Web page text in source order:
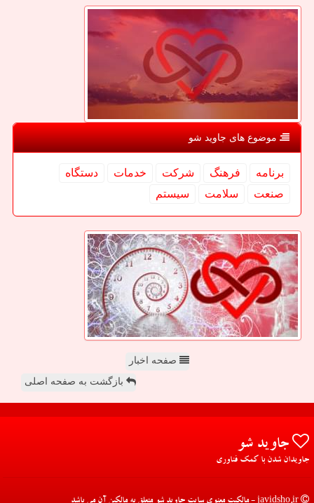
موضوع های جاوید شو
برنامه فرهنگ شركت خدمات
دستگاه
صنعت
سلامت سیستم
صفحه اخبار
بازگشت به صفحه اصلی
جاوید شو
جاویدان شدن با کمک فناوری